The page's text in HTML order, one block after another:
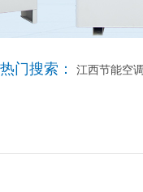
热门搜索： 江西节能空